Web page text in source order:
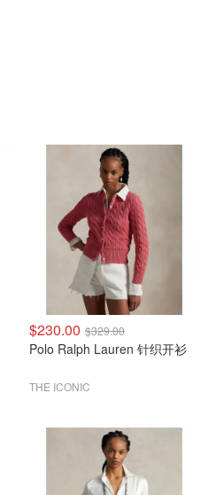
$230.00 $329.00
Polo Ralph Lauren 针织开衫
THE ICONIC